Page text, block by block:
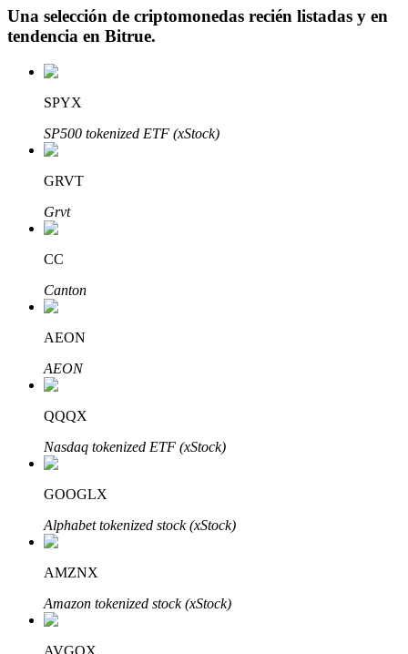
Inversión automática
Obtenga ganancias a largo plazo e intereses flexibles
Aprender Staking
Obtenga más información sobre cómo obtener ingresos pasivos
Bitrue
Bitrue Partners
Una selección de criptomonedas recién listadas y en
tendencia en Bitrue.
SPYX
SP500 tokenized ETF (xStock)
GRVT
Grvt
CC
Canton
AEON
AEON
QQQX
Nasdaq tokenized ETF (xStock)
GOOGLX
Alphabet tokenized stock (xStock)
AMZNX
Amazon tokenized stock (xStock)
AVGOX